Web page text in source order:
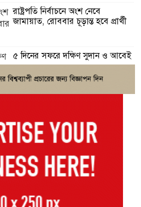
রাষ্ট্রপতি নির্বাচনে অংশ নেবে
জামায়াত, রোববার চূড়ান্ত হবে প্রার্থী
৫ দিনের সফরে দক্ষিণ সুদান ও আবেই
গেলেন সেনাপ্রধান
গণপূর্তমন্ত্রী
পাটওয়ারীর ওপর ‘আসল মার শুরুই
হয়নি’: এমপি মনজুরুল
পালাচ্ছিলেন সন্ত্রাসী বড় সাজ্জাদের